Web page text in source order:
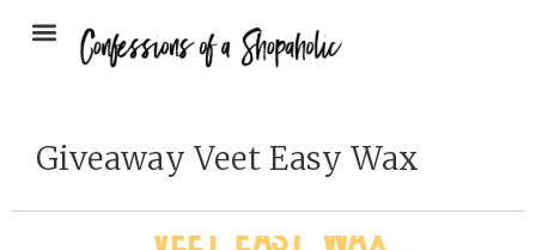
Giveaway Veet Easy Wax